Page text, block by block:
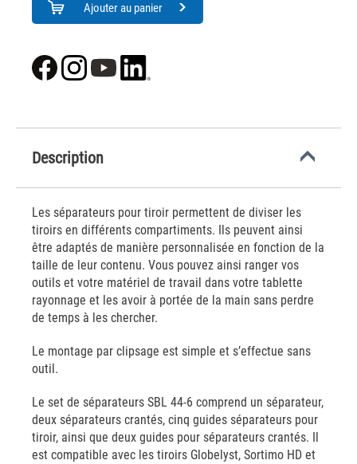
Ajouter au panier
Description
Les séparateurs pour tiroir permettent de diviser les
tiroirs en différents compartiments. Ils peuvent ainsi
être adaptés de manière personnalisée en fonction de la
taille de leur contenu. Vous pouvez ainsi ranger vos
outils et votre matériel de travail dans votre tablette
rayonnage et les avoir à portée de la main sans perdre
de temps à les chercher.
Le montage par clipsage est simple et s’effectue sans
outil.
Le set de séparateurs SBL 44-6 comprend un séparateur,
deux séparateurs crantés, cinq guides séparateurs pour
tiroir, ainsi que deux guides pour séparateurs crantés. Il
est compatible avec les tiroirs Globelyst, Sortimo HD et